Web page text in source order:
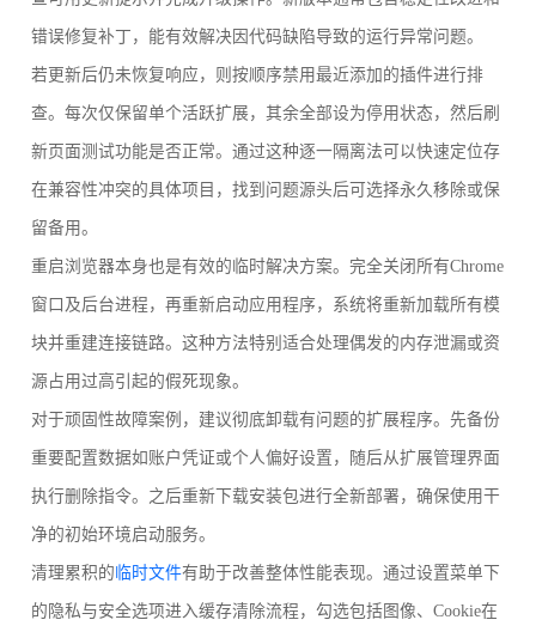
错误修复补丁，能有效解决因代码缺陷导致的运行异常问题。
若更新后仍未恢复响应，则按顺序禁用最近添加的插件进行排
查。每次仅保留单个活跃扩展，其余全部设为停用状态，然后刷
新页面测试功能是否正常。通过这种逐一隔离法可以快速定位存
在兼容性冲突的具体项目，找到问题源头后可选择永久移除或保
留备用。
重启浏览器本身也是有效的临时解决方案。完全关闭所有Chrome
窗口及后台进程，再重新启动应用程序，系统将重新加载所有模
块并重建连接链路。这种方法特别适合处理偶发的内存泄漏或资
源占用过高引起的假死现象。
对于顽固性故障案例，建议彻底卸载有问题的扩展程序。先备份
重要配置数据如账户凭证或个人偏好设置，随后从扩展管理界面
执行删除指令。之后重新下载安装包进行全新部署，确保使用干
净的初始环境启动服务。
清理累积的临时文件有助于改善整体性能表现。通过设置菜单下
的隐私与安全选项进入缓存清除流程，勾选包括图像、Cookie在